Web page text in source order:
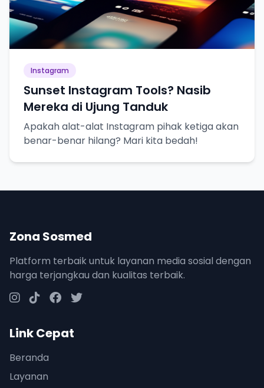
Instagram
Sunset Instagram Tools? Nasib
Mereka di Ujung Tanduk
Apakah alat-alat Instagram pihak ketiga akan
benar-benar hilang? Mari kita bedah!
Zona Sosmed
Platform terbaik untuk layanan media sosial dengan
harga terjangkau dan kualitas terbaik.
Link Cepat
Beranda
Layanan